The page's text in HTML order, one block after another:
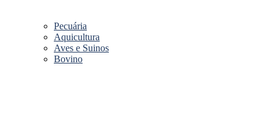
Pecuária
Aquicultura
Aves e Suinos
Bovino